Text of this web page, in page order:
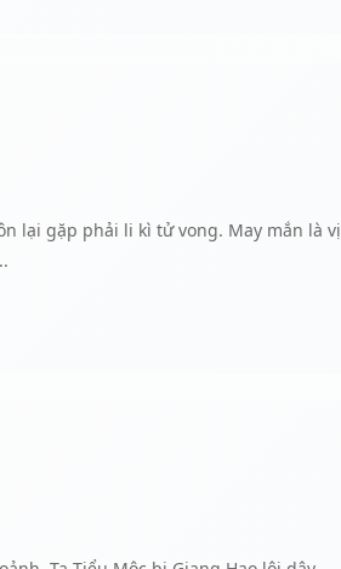
biển người ta như con kiến
lại gặp phải li kì tử vong. May mắn là vị